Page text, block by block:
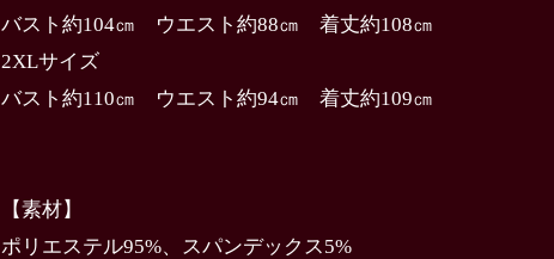
バスト約104㎝ ウエスト約88㎝ 着丈約108㎝
2XLサイズ
バスト約110㎝ ウエスト約94㎝ 着丈約109㎝
【素材】
ポリエステル95%、スパンデックス5%